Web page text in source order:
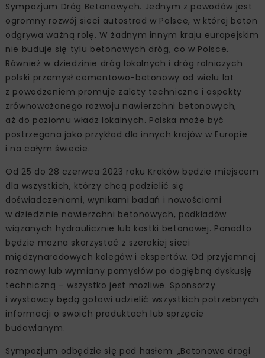
Sympozjum Dróg Betonowych. Jednym z powodów jest
ogromny rozwój sieci autostrad w Polsce, w której beton
odgrywa ważną rolę. W żadnym innym kraju europejskim
nie buduje się tylu betonowych dróg, co w Polsce.
Również w dziedzinie dróg lokalnych i dróg rolniczych
polski przemysł cementowo-betonowy od wielu lat
z powodzeniem promuje zalety techniczne i aspekty
zrównoważonego rozwoju nawierzchni betonowych,
aż do poziomu władz lokalnych. Polska może być
postrzegana jako przykład dla innych krajów w Europie
i na całym świecie.
Od 25 do 28 czerwca 2023 roku Kraków będzie miejscem
dla wszystkich, którzy chcą podzielić się
doświadczeniami, wynikami badań i nowościami
w dziedzinie nawierzchni betonowych, podkładów
wiązanych hydraulicznie lub kostki betonowej. Ponadto
będzie można skorzystać z szerokiej sieci
międzynarodowych kolegów i ekspertów. Od przyjemnej
rozmowy lub wymiany pomysłów po dogłębną dyskusję
techniczną – wszystko jest możliwe. Sponsorzy
i wystawcy będą gotowi udzielić wszystkich potrzebnych
informacji o swoich produktach lub sprzęcie
budowlanym.
Sympozjum odbędzie się pod hasłem: „Betonowe drogi